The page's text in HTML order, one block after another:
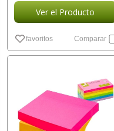
Ver el Producto
favoritos Comparar